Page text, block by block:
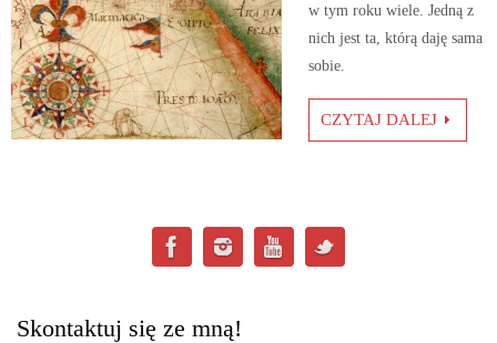
w tym roku wiele. Jedną z
nich jest ta, którą daję sama
sobie.
CZYTAJ DALEJ
Skontaktuj się ze mną!